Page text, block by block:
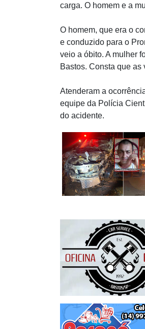
carga. O homem e a
O homem, que era o
e conduzido para o
veio a óbito. A mulher
Bastos. Consta que
Atenderam a
equipe da Polícia
do acidente.